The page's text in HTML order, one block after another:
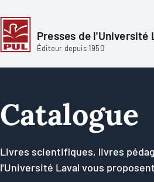
Presses de l'Université
Éditeur depuis 1950
Catalogue
Livres scientifiques, livres
l'Université Laval vous